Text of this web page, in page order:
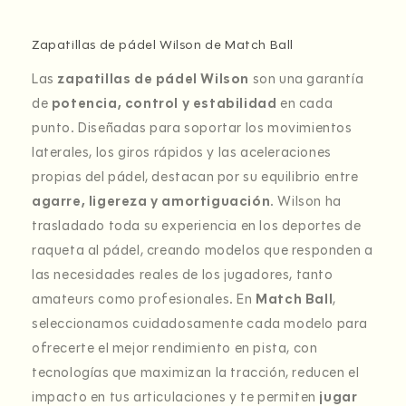
Zapatillas de pádel Wilson de Match Ball
Laszapatillas de pádel Wilson son una garantía
de potencia, control y estabilidad en cada
punto. Diseñadas para soportar los movimientos
laterales, los giros rápidos y las aceleraciones
propias del pádel, destacan por su equilibrio entre
agarre, ligereza y amortiguación. Wilson ha
trasladado toda su experiencia en los deportes de
raqueta al pádel, creando modelos que responden a
las necesidades reales de los jugadores, tanto
amateurs como profesionales. En Match Ball,
seleccionamos cuidadosamente cada modelo para
ofrecerte el mejor rendimiento en pista, con
tecnologías que maximizan la tracción, reducen el
impacto en tus articulaciones y te permiten jugar